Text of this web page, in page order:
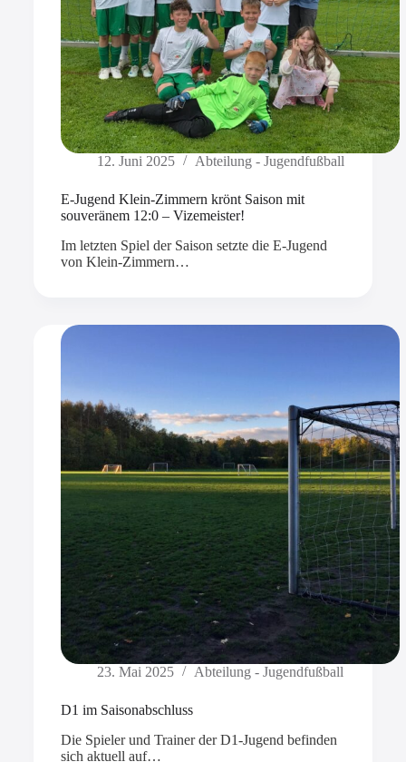
12. Juni 2025 Abteilung - Jugendfußball
E-Jugend Klein-Zimmern krönt Saison mit
souveränem 12:0 – Vizemeister!
Im letzten Spiel der Saison setzte die E-Jugend
von Klein-Zimmern…
23. Mai 2025 Abteilung - Jugendfußball
D1 im Saisonabschluss
Die Spieler und Trainer der D1-Jugend befinden
sich aktuell auf…